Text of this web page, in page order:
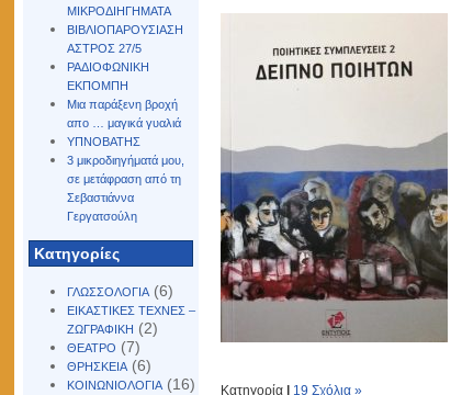
ΜΙΚΡΟΔΙΗΓΗΜΑΤΑ
ΒΙΒΛΙΟΠΑΡΟΥΣΙΑΣΗ
ΑΣΤΡΟΣ 27/5
ΡΑΔΙΟΦΩΝΙΚΗ
ΕΚΠΟΜΠΗ
Μια παράξενη βροχή
απο … μαγικά γυαλιά
ΥΠΝΟΒΑΤΗΣ
3 μικροδιηγήματά μου,
σε μετάφραση από τη
Σεβαστιάννα
Γεργατσούλη
Kατηγορίες
ΓΛΩΣΣΟΛΟΓΙΑ (6)
ΕΙΚΑΣΤΙΚΕΣ ΤΕΧΝΕΣ –
ΖΩΓΡΑΦΙΚΗ (2)
ΘΕΑΤΡΟ (7)
ΘΡΗΣΚΕΙΑ (6)
ΚΟΙΝΩΝΙΟΛΟΓΙΑ (16) Κατηγορία 19 Σχόλια »